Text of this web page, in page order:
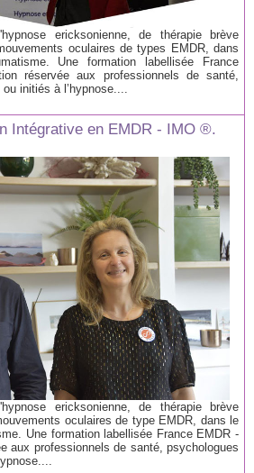
ericksonienne, de thérapie brève
oculaires de types EMDR, dans
Une formation labellisée France
réservée aux professionnels de santé,
initiés à l’hypnose....
Intégrative en EMDR - IMO ®.
ericksonienne, de thérapie brève
oculaires de type EMDR, dans le
Une formation labellisée France EMDR -
aux professionnels de santé, psychologues